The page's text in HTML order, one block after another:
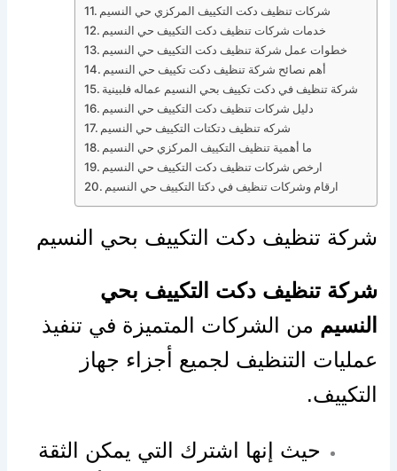
شركات تنظيف دكت التكييف المركزي حي النسيم
خدمات شركات تنظيف دكت التكييف حي النسيم
خطوات عمل شركة تنظيف دكت التكييف حي النسيم
أهم نصائح شركة تنظيف دكت تكييف حي النسيم
شركة تنظيف في دكت تكييف بحي النسيم عماله فلبينية
دليل شركات تنظيف دكت التكييف حي النسيم
شركه تنظيف دتكتات التكييف حي النسيم
ما أهمية تنظيف التكييف المركزي حي النسيم
ارخص شركات تنظيف دكت التكييف حي النسيم
ارقام وشركات تنظيف في دكتا التكييف حي النسيم
شركة تنظيف دكت التكييف بحي النسيم
شركة تنظيف دكت التكييف بحي
النسيم من الشركات المتميزة في تنفيذ
عمليات التنظيف لجميع أجزاء جهاز
التكييف.
حيث إنها اشترك التي يمكن الثقة